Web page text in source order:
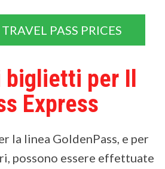
PASS PRICES
per Il
Express
la linea GoldenPass, e per
possono essere effettuate